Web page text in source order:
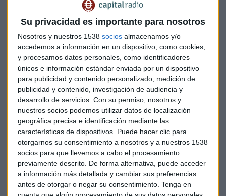
Su privacidad es importante para nosotros
Nosotros y nuestros 1538 socios almacenamos y/o
accedemos a información en un dispositivo, como cookies,
y procesamos datos personales, como identificadores
únicos e información estándar enviada por un dispositivo
para publicidad y contenido personalizado, medición de
publicidad y contenido, investigación de audiencia y
desarrollo de servicios. Con su permiso, nosotros y
nuestros socios podemos utilizar datos de localización
geográfica precisa e identificación mediante las
características de dispositivos. Puede hacer clic para
otorgarnos su consentimiento a nosotros y a nuestros 1538
socios para que llevemos a cabo el procesamiento
previamente descrito. De forma alternativa, puede acceder
a información más detallada y cambiar sus preferencias
antes de otorgar o negar su consentimiento. Tenga en
universidades y otros espacios educativos, con la
colaboración de instituciones como la NASA, para dar a
conocer el trabajo en el sector aeroespacial y motivar a más
mujeres a unirse a estas carreras. La asociación utiliza
plataformas como LinkedIn para conectar con
profesionales y promover sus iniciativas.
Menciona Irene que la división del espacio en EVA “no solo
busca inspirar a las jóvenes a considerar carreras STEM,
sino también a conectar a los profesionales del sector
aeroespacial para fomentar la colaboración y el
intercambio de conocimientos” y añade un dato “mañana
día 28 organizamosEl estado del Arte_Espacio 2024
construyendo en Next Space”y apostilla “un evento que no
te puedes perder” dice Irene entusiasmada.